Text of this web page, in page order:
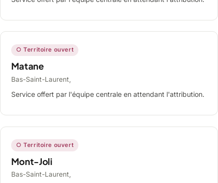
○ Territoire ouvert
Matane
Bas-Saint-Laurent,
Service offert par l'équipe centrale en attendant l'attribution.
○ Territoire ouvert
Mont-Joli
Bas-Saint-Laurent,